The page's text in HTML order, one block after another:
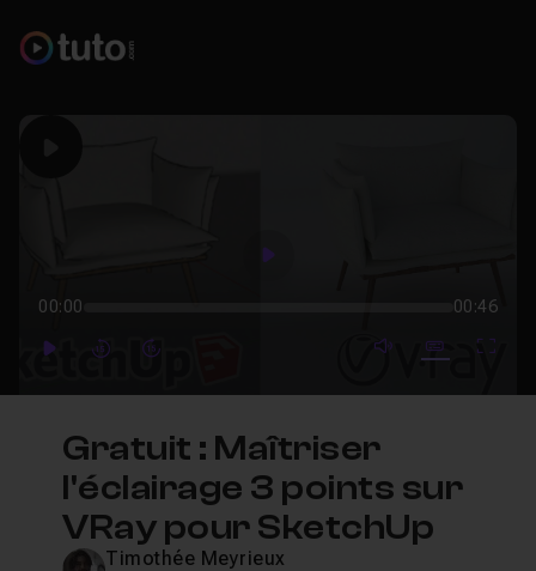
Play
00:00 00:46
PlayForwardForward mute video
Subtitles
Gratuit : Maîtriser
l'éclairage 3 points sur
VRay pour SketchUp
Timothée Meyrieux